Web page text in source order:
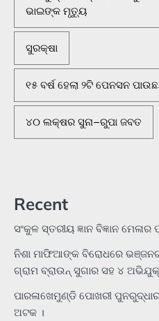
ଭାଇଙ୍କ ମୃତ୍ୟୁ
ସୁରକ୍ଷା
୧୫ ବର୍ଷ ହେଲା ୨ଟି ପେନସନ
୪୦ ଲକ୍ଷର ସୁନା–ରୁପା ଜବତ
Recent
ସଂକୁଳ ସ୍ତରୀୟ ଜ୍ଞାନ ବିଜ୍ଞାନ
ନିଶା ମାଫିଆଙ୍କ ବିରୋଧରେ
ଗ୍ରାମ ବ୍ରାଉନ୍ ସୁଗାର ସହ ୪
ପାରଳାଖେମୁଣ୍ଡି ପୋଖରୀ
ଅଟକ ।